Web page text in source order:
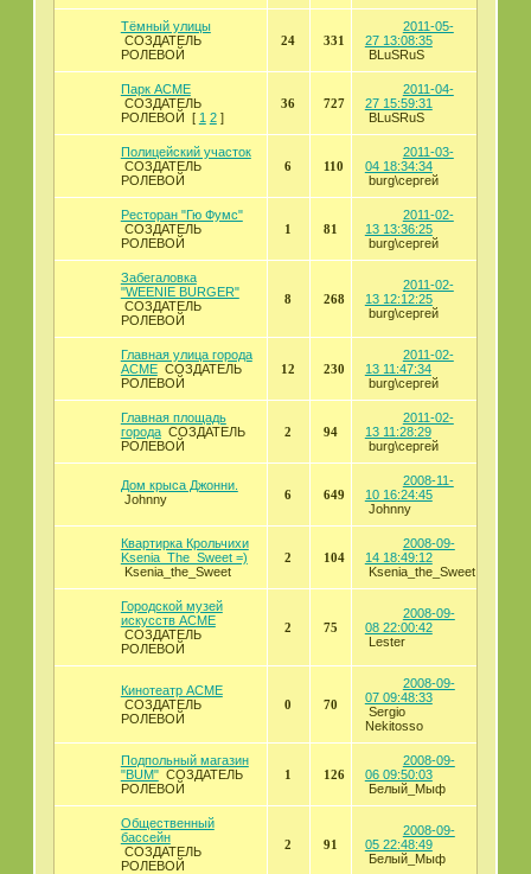
Тёмный улицы
СОЗДАТЕЛЬ
РОЛЕВОЙ
24 331
2011-05-
27 13:08:35
BLuSRuS
Парк ACME
СОЗДАТЕЛЬ
РОЛЕВОЙ [ 1 2 ]
36 727
2011-04-
27 15:59:31
BLuSRuS
Полицейский участок
СОЗДАТЕЛЬ
РОЛЕВОЙ
6 110
2011-03-
04 18:34:34
burg\сергей
Ресторан "Гю Фумс"
СОЗДАТЕЛЬ
РОЛЕВОЙ
1 81
2011-02-
13 13:36:25
burg\сергей
Забегаловка
"WEENIE BURGER"
СОЗДАТЕЛЬ
РОЛЕВОЙ
8 268
2011-02-
13 12:12:25
burg\сергей
Главная улица города
ACME СОЗДАТЕЛЬ
РОЛЕВОЙ
12 230
2011-02-
13 11:47:34
burg\сергей
Главная площадь
города СОЗДАТЕЛЬ
РОЛЕВОЙ
2 94
2011-02-
13 11:28:29
burg\сергей
Дом крыса Джонни.
Johnny
6 649
2008-11-
10 16:24:45
Johnny
Квартирка Крольчихи
Ksenia_The_Sweet =)
Ksenia_the_Sweet
2 104
2008-09-
14 18:49:12
Ksenia_the_Sweet
Городской музей
искусств АСМЕ
СОЗДАТЕЛЬ
РОЛЕВОЙ
2 75
2008-09-
08 22:00:42
Lester
Кинотеатр АСМЕ
СОЗДАТЕЛЬ
РОЛЕВОЙ
0 70
2008-09-
07 09:48:33
Sergio
Nekitosso
Подпольный магазин
"BUM" СОЗДАТЕЛЬ
РОЛЕВОЙ
1 126
2008-09-
06 09:50:03
Белый_Мыф
Общественный
бассейн
СОЗДАТЕЛЬ
РОЛЕВОЙ
2 91
2008-09-
05 22:48:49
Белый_Мыф